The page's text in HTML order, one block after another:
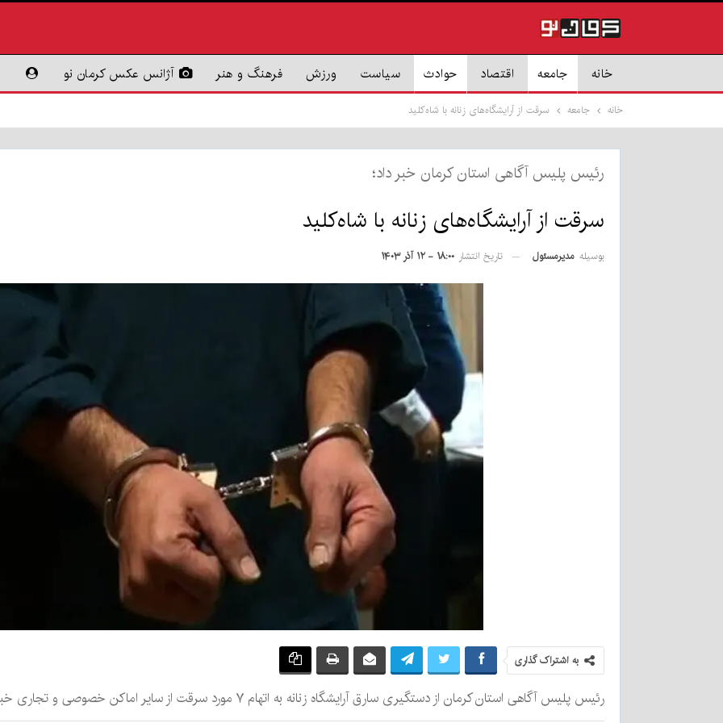
خانه جامعه اقتصاد حوادث سیاست ورزش فرهنگ و هنر آژانس عکس کرمان نو
خانه جامعه سرقت از آرایشگاه‌های زنانه با شاه‌کلید
رئیس پلیس آگاهی استان کرمان خبر داد؛
سرقت از آرایشگاه‌های زنانه با شاه‌کلید
بوسیله مدیرمسئول تاریخ انتشار ۱۸:۰۰ - ۱۲ آذر ۱۴۰۳
به اشتراک گذاری
رئیس پلیس آگاهی استان کرمان از دستگیری سارق آرایشگاه زنانه به اتهام ۷ مورد سرقت از سایر اماکن خصوصی و تجاری خبر داد.